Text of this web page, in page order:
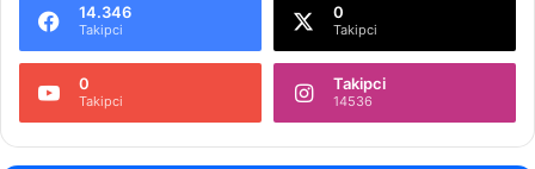
14.346
Takipci
0
Takipci
0
Takipci
Takipci
14536